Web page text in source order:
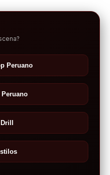
Peruano
Peruano